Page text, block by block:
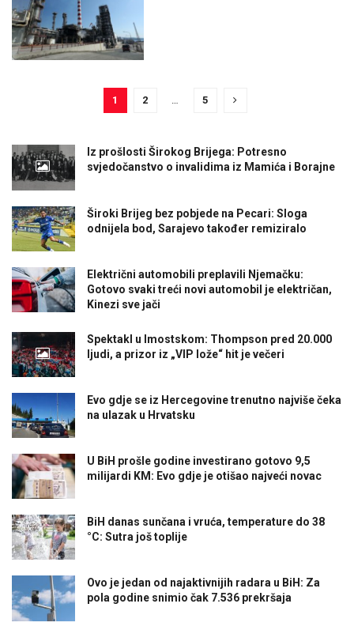
1 2 … 5
Iz prošlosti Širokog Brijega: Potresno
svjedočanstvo o invalidima iz Mamića i Borajne
Široki Brijeg bez pobjede na Pecari: Sloga
odnijela bod, Sarajevo također remiziralo
Električni automobili preplavili Njemačku:
Gotovo svaki treći novi automobil je električan,
Kinezi sve jači
Spektakl u Imostskom: Thompson pred 20.000
ljudi, a prizor iz „VIP lože“ hit je večeri
Evo gdje se iz Hercegovine trenutno najviše čeka
na ulazak u Hrvatsku
U BiH prošle godine investirano gotovo 9,5
milijardi KM: Evo gdje je otišao najveći novac
BiH danas sunčana i vruća, temperature do 38
°C: Sutra još toplije
Ovo je jedan od najaktivnijih radara u BiH: Za
pola godine snimio čak 7.536 prekršaja